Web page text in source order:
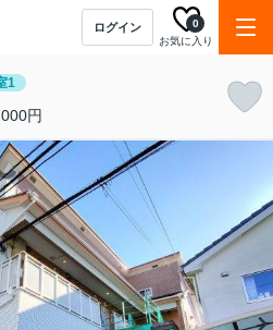
ログイン
お気に入り
0
1
円